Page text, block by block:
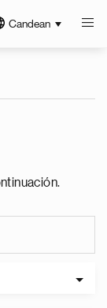
Candean